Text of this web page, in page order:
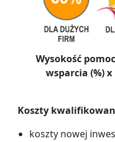
Wysokość
wsparcia (%)
Koszty
koszty nowej